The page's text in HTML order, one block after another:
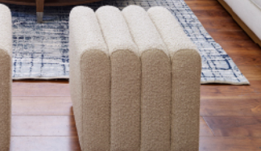
el 80% del impacto ambiental de un
nota de esto y al momento de diseñar
interioristas con una visión ‘ecofriendly’